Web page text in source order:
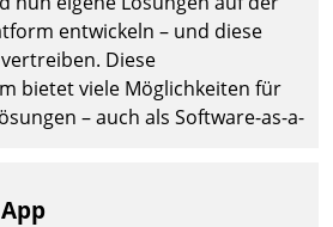
entwickeln – und diese
Diese
bietet viele Möglichkeiten für
– auch als Software-as-a-